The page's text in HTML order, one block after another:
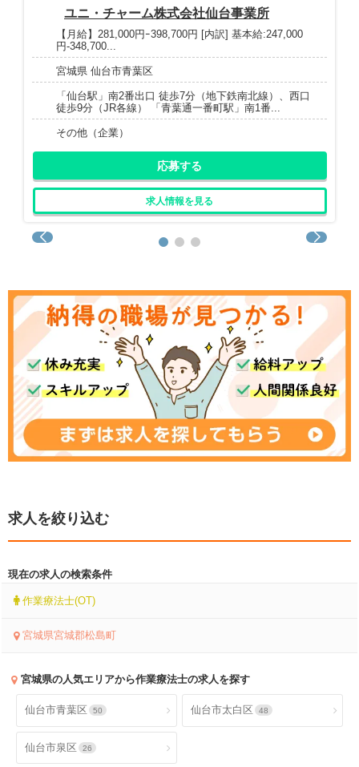
ユニ・チャーム株式会社仙台事業所
【月給】281,000円ｰ398,700円 [内訳] 基本給:247,000
円-348,700...
宮城県 仙台市青葉区
「仙台駅」南2番出口 徒歩7分（地下鉄南北線）、西口
徒歩9分（JR各線） 「青葉通一番町駅」南1番...
その他（企業）
応募する
求人情報を見る
求人を絞り込む
現在の求人の検索条件
作業療法士(OT)
宮城県宮城郡松島町
宮城県の人気エリアから作業療法士の求人を探す
仙台市青葉区 50 仙台市太白区 48
仙台市泉区 26